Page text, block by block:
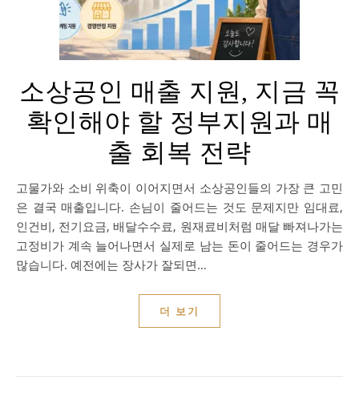
소상공인 매출 지원, 지금 꼭
확인해야 할 정부지원과 매
출 회복 전략
고물가와 소비 위축이 이어지면서 소상공인들의 가장 큰 고민
은 결국 매출입니다. 손님이 줄어드는 것도 문제지만 임대료,
인건비, 전기요금, 배달수수료, 원재료비처럼 매달 빠져나가는
고정비가 계속 늘어나면서 실제로 남는 돈이 줄어드는 경우가
많습니다. 예전에는 장사가 잘되면…
더 보기